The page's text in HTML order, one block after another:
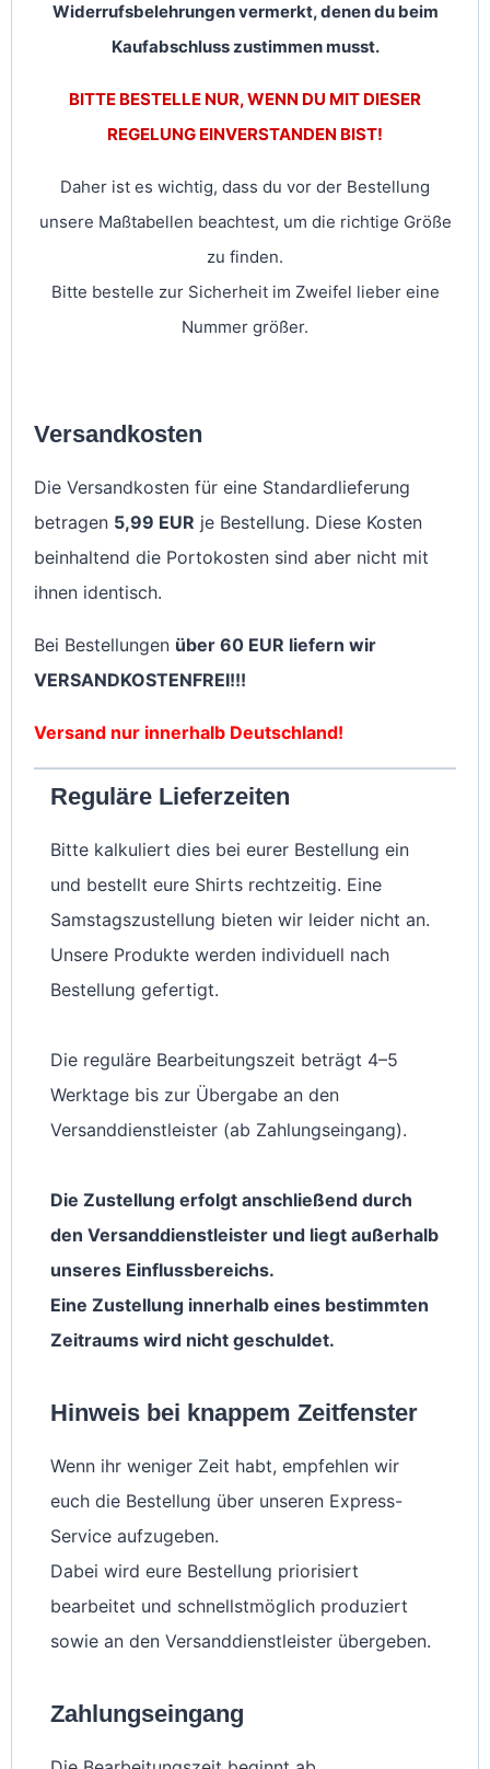
Widerrufsbelehrungen vermerkt, denen du beim
Kaufabschluss zustimmen musst.
BITTE BESTELLE NUR, WENN DU MIT DIESER
REGELUNG EINVERSTANDEN BIST!
Daher ist es wichtig, dass du vor der Bestellung
unsere Maßtabellen beachtest, um die richtige Größe
zu finden.
Bitte bestelle zur Sicherheit im Zweifel lieber eine
Nummer größer.
Versandkosten
Die Versandkosten für eine Standardlieferung
betragen 5,99 EUR je Bestellung. Diese Kosten
beinhaltend die Portokosten sind aber nicht mit
ihnen identisch.
Bei Bestellungen über 60 EUR liefern wir
VERSANDKOSTENFREI!!!
Versand nur innerhalb Deutschland!
Reguläre Lieferzeiten
Bitte kalkuliert dies bei eurer Bestellung ein
und bestellt eure Shirts rechtzeitig. Eine
Samstagszustellung bieten wir leider nicht an.
Unsere Produkte werden individuell nach
Bestellung gefertigt.
Die reguläre Bearbeitungszeit beträgt 4–5
Werktage bis zur Übergabe an den
Versanddienstleister (ab Zahlungseingang).
Die Zustellung erfolgt anschließend durch
den Versanddienstleister und liegt außerhalb
unseres Einflussbereichs.
Eine Zustellung innerhalb eines bestimmten
Zeitraums wird nicht geschuldet.
Hinweis bei knappem Zeitfenster
Wenn ihr weniger Zeit habt, empfehlen wir
euch die Bestellung über unseren Express-
Service aufzugeben.
Dabei wird eure Bestellung priorisiert
bearbeitet und schnellstmöglich produziert
sowie an den Versanddienstleister übergeben.
Zahlungseingang